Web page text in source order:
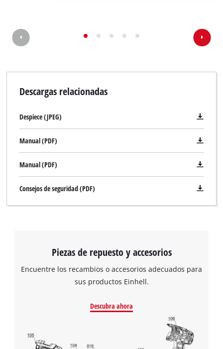
Descargas relacionadas
Despiece (JPEG)
Manual (PDF)
Manual (PDF)
Consejos de seguridad (PDF)
Piezas de repuesto y accesorios
Encuentre los recambios o accesorios adecuados para
sus productos Einhell.
Descubra ahora